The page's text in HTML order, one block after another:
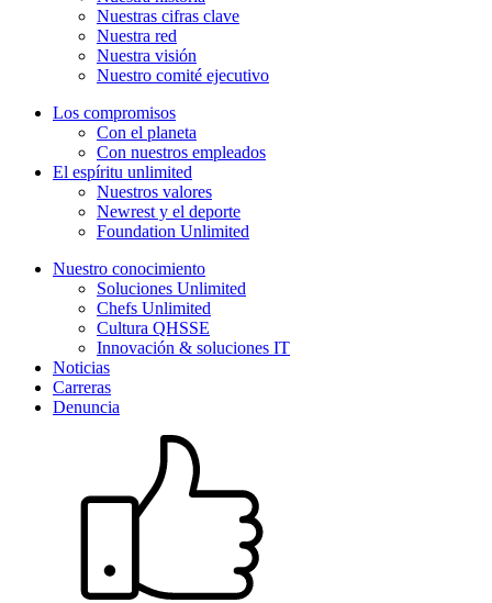
Nuestras cifras clave
Nuestra red
Nuestra visión
Nuestro comité ejecutivo
Los compromisos
Con el planeta
Con nuestros empleados
El espíritu unlimited
Nuestros valores
Newrest y el deporte
Foundation Unlimited
Nuestro conocimiento
Soluciones Unlimited
Chefs Unlimited
Cultura QHSSE
Innovación & soluciones IT
Noticias
Carreras
Denuncia